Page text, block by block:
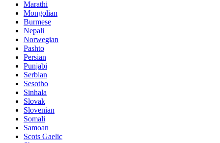
Marathi
Mongolian
Burmese
Nepali
Norwegian
Pashto
Persian
Punjabi
Serbian
Sesotho
Sinhala
Slovak
Slovenian
Somali
Samoan
Scots Gaelic